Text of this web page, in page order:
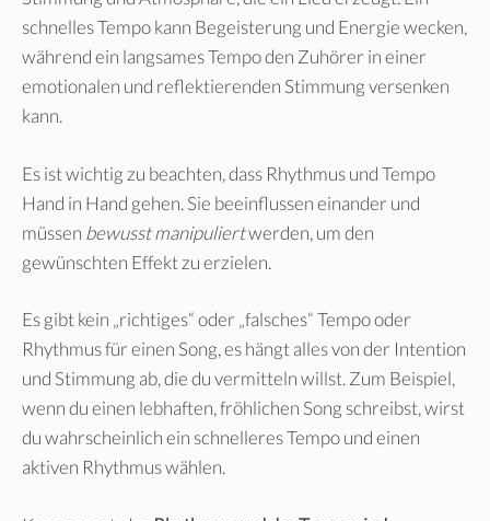
schnelles Tempo kann Begeisterung und Energie wecken,
während ein langsames Tempo den Zuhörer in einer
emotionalen und reflektierenden Stimmung versenken
kann.
Es ist wichtig zu beachten, dass Rhythmus und Tempo
Hand in Hand gehen. Sie beeinflussen einander und
müssen bewusst manipuliertwerden, um den
gewünschten Effekt zu erzielen.
Es gibt kein „richtiges“ oder „falsches“ Tempo oder
Rhythmus für einen Song, es hängt alles von der Intention
und Stimmung ab, die du vermitteln willst. Zum Beispiel,
wenn du einen lebhaften, fröhlichen Song schreibst, wirst
du wahrscheinlich ein schnelleres Tempo und einen
aktiven Rhythmus wählen.